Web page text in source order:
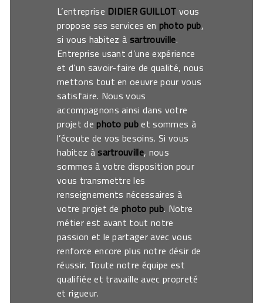
L’entreprise DIDIER GUILLOTvous
propose ses services en photo pub,
si vous habitez à sartrouville.
Entreprise usant d’une expérience
et d’un savoir-faire de qualité, nous
mettons tout en oeuvre pour vous
satisfaire. Nous vous
accompagnons ainsi dans votre
projet de photo pubet sommes à
l’écoute de vos besoins. Si vous
habitez àsartrouville, nous
sommes à votre disposition pour
vous transmettre les
renseignements nécessaires à
votre projet de photo pub. Notre
métier est avant tout notre
passion et le partager avec vous
renforce encore plus notre désir de
réussir. Toute notre équipe est
qualifiée et travaille avec propreté
et rigueur.